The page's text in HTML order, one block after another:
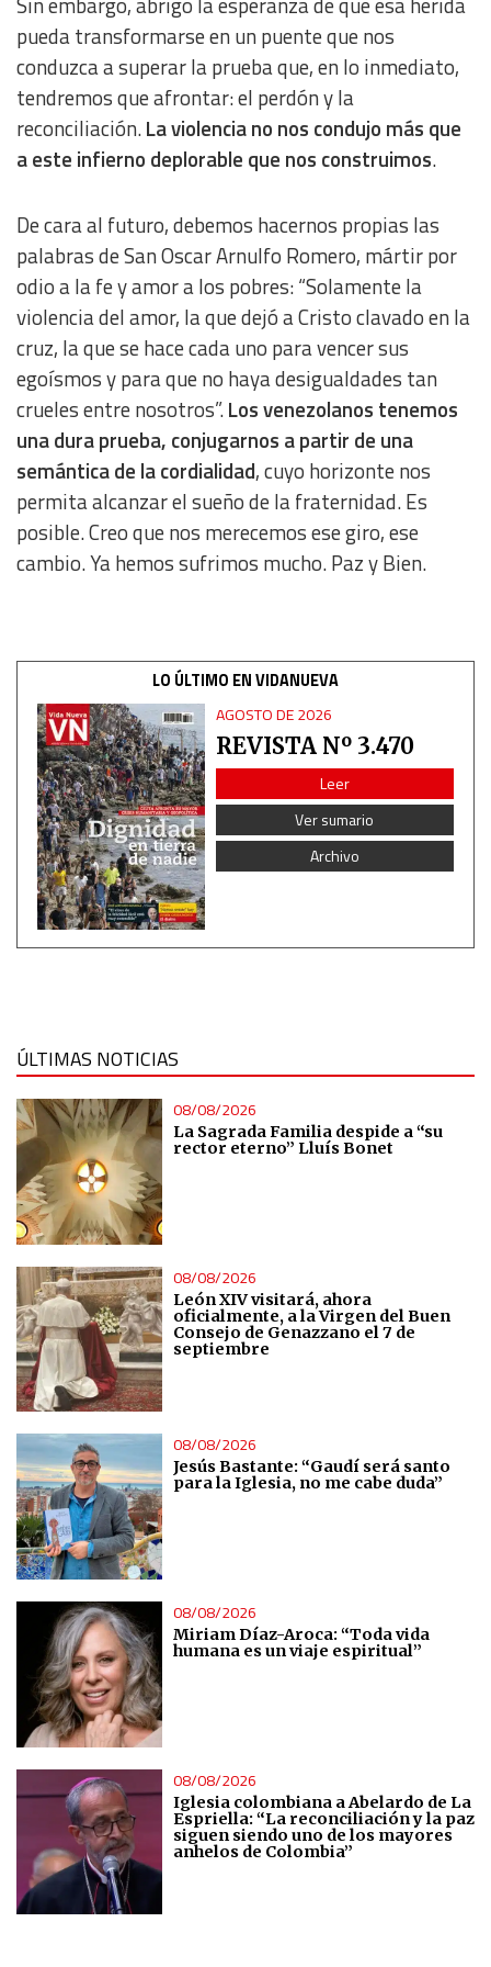
pueda transformarse en un puente que nos
conduzca a superar la prueba que, en lo inmediato,
tendremos que afrontar: el perdón y la
reconciliación.La violencia no nos condujo más que
a este infierno deplorable que nos construimos.
De cara al futuro, debemos hacernos propias las
palabras de San Oscar Arnulfo Romero, mártir por
odio a la fe y amor a los pobres: “Solamente la
violencia del amor, la que dejó a Cristo clavado en la
cruz, la que se hace cada uno para vencer sus
egoísmos y para que no haya desigualdades tan
crueles entre nosotros”.Los venezolanos tenemos
una dura prueba, conjugarnos a partir de una
semántica de la cordialidad, cuyo horizonte nos
permita alcanzar el sueño de la fraternidad. Es
posible. Creo que nos merecemos ese giro, ese
cambio. Ya hemos sufrimos mucho. Paz y Bien.
LO ÚLTIMO EN VIDANUEVA
AGOSTO DE 2026
REVISTA Nº 3.470
Leer
Ver sumario
Archivo
ÚLTIMAS NOTICIAS
08/08/2026
La Sagrada Familia despide a “su
rector eterno” Lluís Bonet
08/08/2026
León XIV visitará, ahora
oficialmente, a la Virgen del Buen
Consejo de Genazzano el 7 de
septiembre
08/08/2026
Jesús Bastante: “Gaudí será santo
para la Iglesia, no me cabe duda”
08/08/2026
Miriam Díaz-Aroca: “Toda vida
humana es un viaje espiritual”
08/08/2026
Iglesia colombiana a Abelardo de La
Espriella: “La reconciliación y la paz
siguen siendo uno de los mayores
anhelos de Colombia”
Measure content performance
Understand audiences through statistics or combinations
of data from different sources
Develop and improve services
Use limited data to select content
IAB Special Features:
Use precise geolocation data
Identify devices based on information actively requested
Non-IAB processing purposes:
Essential